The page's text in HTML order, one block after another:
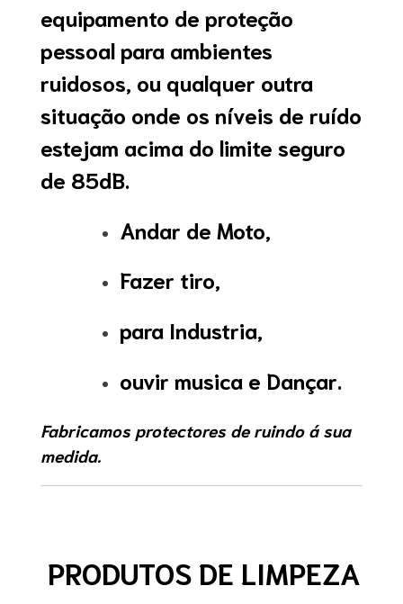
equipamento de proteção
pessoal para ambientes
ruidosos, ou qualquer outra
situação onde os níveis de ruído
estejam acima do limite seguro
de 85dB.
Andar de Moto,
Fazer tiro,
para Industria,
ouvir musica e Dançar.
Fabricamos protectores de ruindo á sua
medida.
PRODUTOS DE LIMPEZA